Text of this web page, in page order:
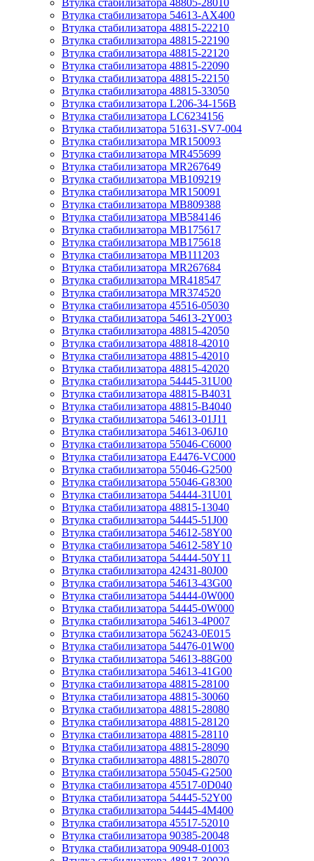
Втулка стабилизатора 48805-28010
Втулка стабилизатора 54613-AX400
Втулка стабилизатора 48815-22210
Втулка стабилизатора 48815-22190
Втулка стабилизатора 48815-22120
Втулка стабилизатора 48815-22090
Втулка стабилизатора 48815-22150
Втулка стабилизатора 48815-33050
Втулка стабилизатора L206-34-156B
Втулка стабилизатора LC6234156
Втулка стабилизатора 51631-SV7-004
Втулка стабилизатора MR150093
Втулка стабилизатора MR455699
Втулка стабилизатора MR267649
Втулка стабилизатора MB109219
Втулка стабилизатора MR150091
Втулка стабилизатора MB809388
Втулка стабилизатора MB584146
Втулка стабилизатора MB175617
Втулка стабилизатора MB175618
Втулка стабилизатора MB111203
Втулка стабилизатора MR267684
Втулка стабилизатора MR418547
Втулка стабилизатора MR374520
Втулка стабилизатора 45516-05030
Втулка стабилизатора 54613-2Y003
Втулка стабилизатора 48815-42050
Втулка стабилизатора 48818-42010
Втулка стабилизатора 48815-42010
Втулка стабилизатора 48815-42020
Втулка стабилизатора 54445-31U00
Втулка стабилизатора 48815-B4031
Втулка стабилизатора 48815-B4040
Втулка стабилизатора 54613-01J11
Втулка стабилизатора 54613-06J10
Втулка стабилизатора 55046-C6000
Втулка стабилизатора E4476-VC000
Втулка стабилизатора 55046-G2500
Втулка стабилизатора 55046-G8300
Втулка стабилизатора 54444-31U01
Втулка стабилизатора 48815-13040
Втулка стабилизатора 54445-51J00
Втулка стабилизатора 54612-58Y00
Втулка стабилизатора 54612-58Y10
Втулка стабилизатора 54444-50Y11
Втулка стабилизатора 42431-80J00
Втулка стабилизатора 54613-43G00
Втулка стабилизатора 54444-0W000
Втулка стабилизатора 54445-0W000
Втулка стабилизатора 54613-4P007
Втулка стабилизатора 56243-0E015
Втулка стабилизатора 54476-01W00
Втулка стабилизатора 54613-88G00
Втулка стабилизатора 54613-41G00
Втулка стабилизатора 48815-28100
Втулка стабилизатора 48815-30060
Втулка стабилизатора 48815-28080
Втулка стабилизатора 48815-28120
Втулка стабилизатора 48815-28110
Втулка стабилизатора 48815-28090
Втулка стабилизатора 48815-28070
Втулка стабилизатора 55045-G2500
Втулка стабилизатора 45517-0D040
Втулка стабилизатора 54445-52Y00
Втулка стабилизатора 54445-4M400
Втулка стабилизатора 45517-52010
Втулка стабилизатора 90385-20048
Втулка стабилизатора 90948-01003